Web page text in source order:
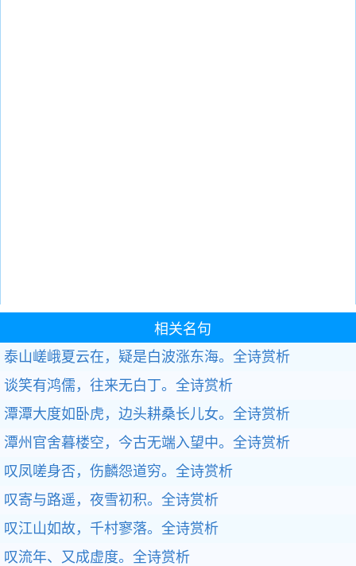
相关名句
泰山嵯峨夏云在，疑是白波涨东海。 全诗赏析
谈笑有鸿儒，往来无白丁。 全诗赏析
潭潭大度如卧虎，边头耕桑长儿女。 全诗赏析
潭州官舍暮楼空，今古无端入望中。 全诗赏析
叹凤嗟身否，伤麟怨道穷。 全诗赏析
叹寄与路遥，夜雪初积。 全诗赏析
叹江山如故，千村寥落。 全诗赏析
叹流年、又成虚度。 全诗赏析